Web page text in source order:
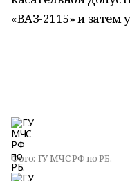
«ВАЗ-2115» и затем
Фото: ГУ МЧС РФ по РБ.